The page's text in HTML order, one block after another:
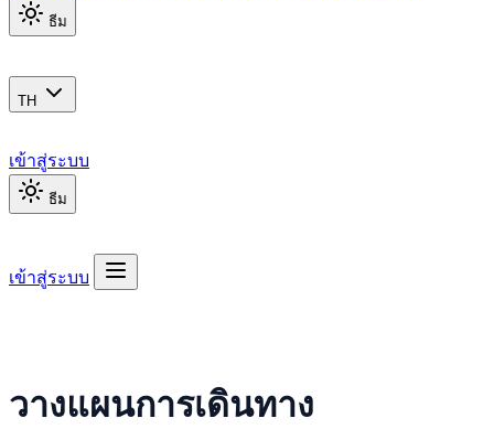
ธีม
TH
เข้าสู่ระบบ
ธีม
เข้าสู่ระบบ
วางแผนการเดินทาง